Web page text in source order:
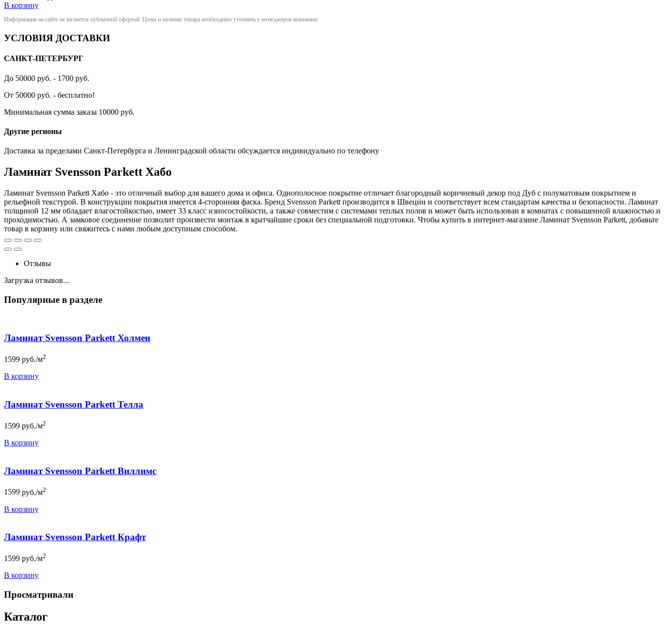
В корзину
Информация на сайте не является публичной офертой. Цены и наличие товара необходимо уточнить у менеджеров компании
УСЛОВИЯ ДОСТАВКИ
САНКТ-ПЕТЕРБУРГ
До 50000 руб. - 1700 руб.
От 50000 руб. - бесплатно!
Минимальная сумма заказа 10000 руб.
Другие регионы
Доставка за пределами Санкт-Петербурга и Ленинградской области обсуждается индивидуально по телефону
Ламинат Svensson Parkett Хабо
Ламинат Svensson Parkett Хабо - это отличный выбор для вашего дома и офиса. Однополосное покрытие отличает благородный коричневый декор под Дуб с полуматовым покрытием и
рельефной текстурой. В конструкции покрытия имеется 4-сторонняя фаска. Бренд Svensson Parkett производится в Швеции и соответствует всем стандартам качества и безопасности. Ламинат
толщиной 12 мм обладает влагостойкостью, имеет 33 класс износостойкости, а также совместим с системами теплых полов и может быть использован в комнатах с повышенной влажностью и
проходимостью. А замковое соединение позволит произвести монтаж в кратчайшие сроки без специальной подготовки. Чтобы купить в интернет-магазине Ламинат Svensson Parkett, добавьте
товар в корзину или свяжитесь с нами любым доступным способом.
Отзывы
Загрузка отзывов...
Популярные в разделе
Ламинат Svensson Parkett Холмен
1599 руб./м2
В корзину
Ламинат Svensson Parkett Телла
1599 руб./м2
В корзину
Ламинат Svensson Parkett Виллимс
1599 руб./м2
В корзину
Ламинат Svensson Parkett Крафт
1599 руб./м2
В корзину
Просматривали
Каталог